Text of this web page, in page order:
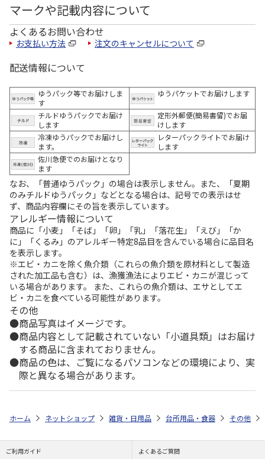
マークや記載内容について
よくあるお問い合わせ
お支払い方法 注文のキャンセルについて
配送情報について
ゆうパック等でお届けしま
す
ゆうパケットでお届けします
チルドゆうパックでお届け
します
定形外郵便(簡易書留)でお届
けします
冷凍ゆうパックでお届けし
ます。
レターパックライトでお届け
します
佐川急便でのお届けとなり
ます
なお、「普通ゆうパック」の場合は表示しません。また、「夏期
のみチルドゆうパック」などとなる場合は、記号での表示はせ
ず、商品内容欄にその旨を表示しています。
アレルギー情報について
商品に「小麦」「そば」「卵」「乳」「落花生」「えび」「か
に」「くるみ」のアレルギー特定8品目を含んでいる場合に品目名
を表示します。
※エビ・カニを除く魚介類（これらの魚介類を原材料として製造
された加工品も含む）は、漁獲漁法によりエビ・カニが混じって
いる場合があります。 また、これらの魚介類は、エサとしてエ
ビ・カニを食べている可能性があります。
その他
商品写真はイメージです。
商品内容として記載されていない「小道具類」はお届け
する商品に含まれておりません。
商品の色は、ご覧になるパソコンなどの環境により、実
際と異なる場合があります。
ホーム ネットショップ 雑貨・日用品 台所用品・食器 その他
ご利用ガイド よくあるご質問